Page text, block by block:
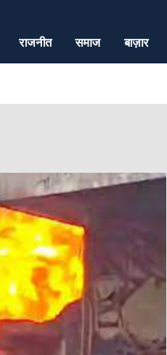
राजनीत समाज बाज़ार